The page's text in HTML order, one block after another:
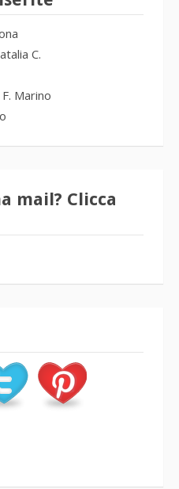
C.
Marino
mail? Clicca